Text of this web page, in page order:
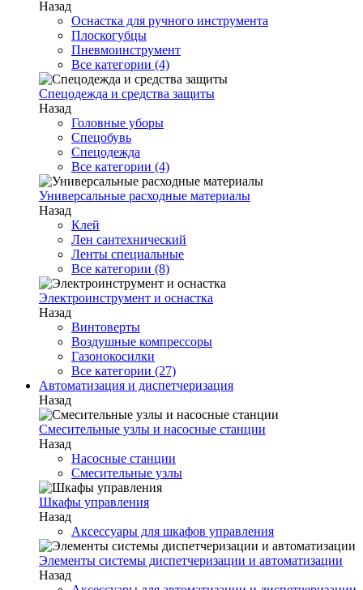
Назад
Оснастка для ручного инструмента
Плоскогубцы
Пневмоинструмент
Все категории (4)
Спецодежда и средства защиты
Назад
Головные уборы
Спецобувь
Спецодежда
Все категории (4)
Универсальные расходные материалы
Назад
Клей
Лен сантехнический
Ленты специальные
Все категории (8)
Электроинструмент и оснастка
Назад
Винтоверты
Воздушные компрессоры
Газонокосилки
Все категории (27)
Автоматизация и диспетчеризация
Назад
Смесительные узлы и насосные станции
Назад
Насосные станции
Смесительные узлы
Шкафы управления
Назад
Аксессуары для шкафов управления
Элементы системы диспетчеризации и автоматизации
Назад